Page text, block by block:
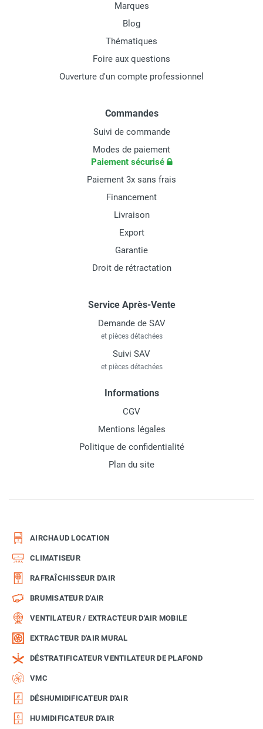
Marques
Blog
Thématiques
Foire aux questions
Ouverture d'un compte professionnel
Commandes
Suivi de commande
Modes de paiement
Paiement sécurisé
Paiement 3x sans frais
Financement
Livraison
Export
Garantie
Droit de rétractation
Service Après-Vente
Demande de SAV
et pièces détachées
Suivi SAV
et pièces détachées
Informations
CGV
Mentions légales
Politique de confidentialité
Plan du site
AIRCHAUD LOCATION
CLIMATISEUR
RAFRAÎCHISSEUR D'AIR
BRUMISATEUR D'AIR
VENTILATEUR / EXTRACTEUR D'AIR MOBILE
EXTRACTEUR D'AIR MURAL
DÉSTRATIFICATEUR VENTILATEUR DE PLAFOND
VMC
DÉSHUMIDIFICATEUR D'AIR
HUMIDIFICATEUR D'AIR